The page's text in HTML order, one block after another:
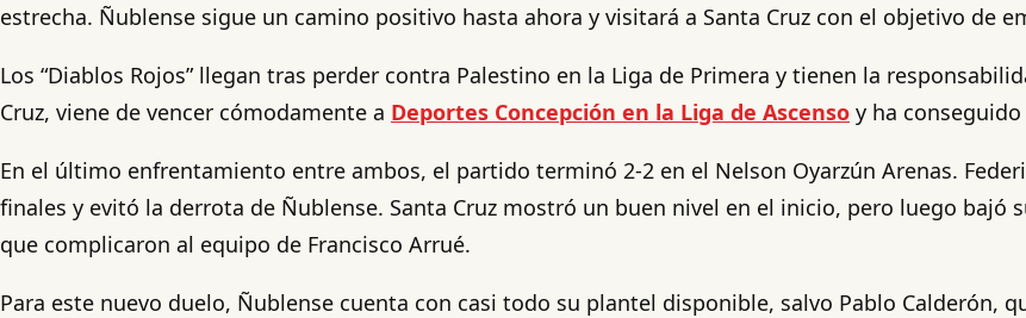
estrecha. Ñublense sigue un camino positivo hasta ahora y visitará a Santa Cruz con el objetivo de
Los “Diablos Rojos” llegan tras perder contra Palestino en la Liga de Primera y tienen la
Cruz, viene de vencer cómodamente a Deportes Concepción en la Liga de Ascenso y ha
En el último enfrentamiento entre ambos, el partido terminó 2-2 en el Nelson Oyarzún Arenas.
finales y evitó la derrota de Ñublense. Santa Cruz mostró un buen nivel en el inicio, pero luego
que complicaron al equipo de Francisco Arrué.
Para este nuevo duelo, Ñublense cuenta con casi todo su plantel disponible, salvo Pablo Calderón,